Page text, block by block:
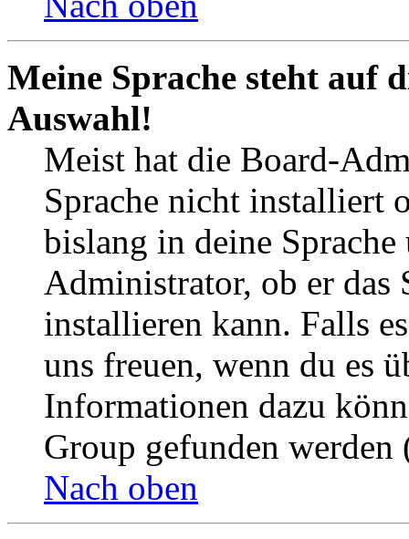
Meine Sprache steht auf
Auswahl!
Meist hat die Board-
Sprache nicht installiert
bislang in deine
Administrator, ob er das
installieren kann. Falls
uns freuen, wenn du es
Informationen dazu
Group gefunden
Nach oben